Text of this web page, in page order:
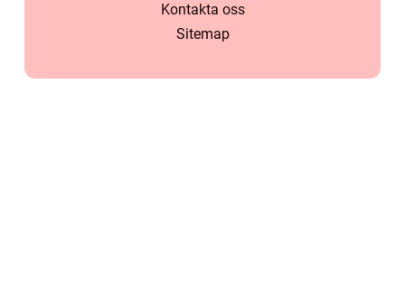
Kontakta oss
Sitemap